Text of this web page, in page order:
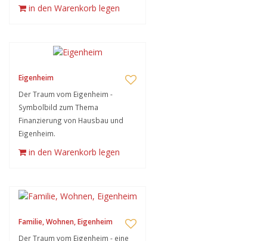
in den Warenkorb legen
Eigenheim
Der Traum vom Eigenheim -
Symbolbild zum Thema
Finanzierung von Hausbau und
Eigenheim.
in den Warenkorb legen
Familie, Wohnen, Eigenheim
Der Traum vom Eigenheim - eine